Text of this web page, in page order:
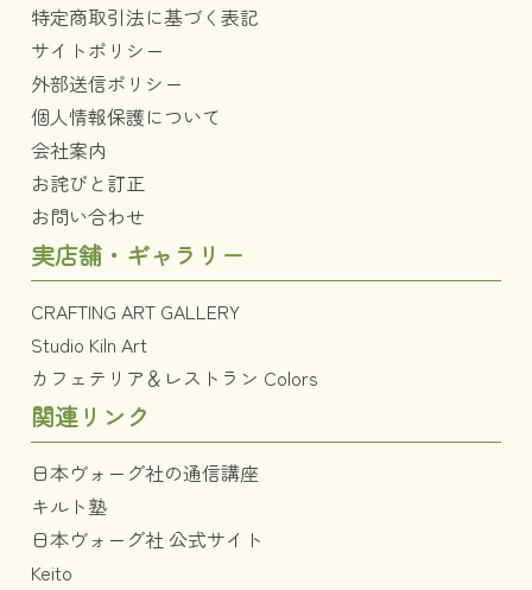
特定商取引法に基づく表記
サイトポリシー
外部送信ポリシー
個人情報保護について
会社案内
お詫びと訂正
お問い合わせ
実店舗・ギャラリー
CRAFTING ART GALLERY
Studio Kiln Art
カフェテリア＆レストラン Colors
関連リンク
日本ヴォーグ社の通信講座
キルト塾
日本ヴォーグ社 公式サイト
Keito